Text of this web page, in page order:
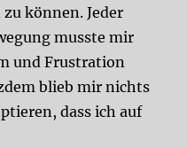
können. Jeder
musste mir
und Frustration
blieb mir nichts
dass ich auf